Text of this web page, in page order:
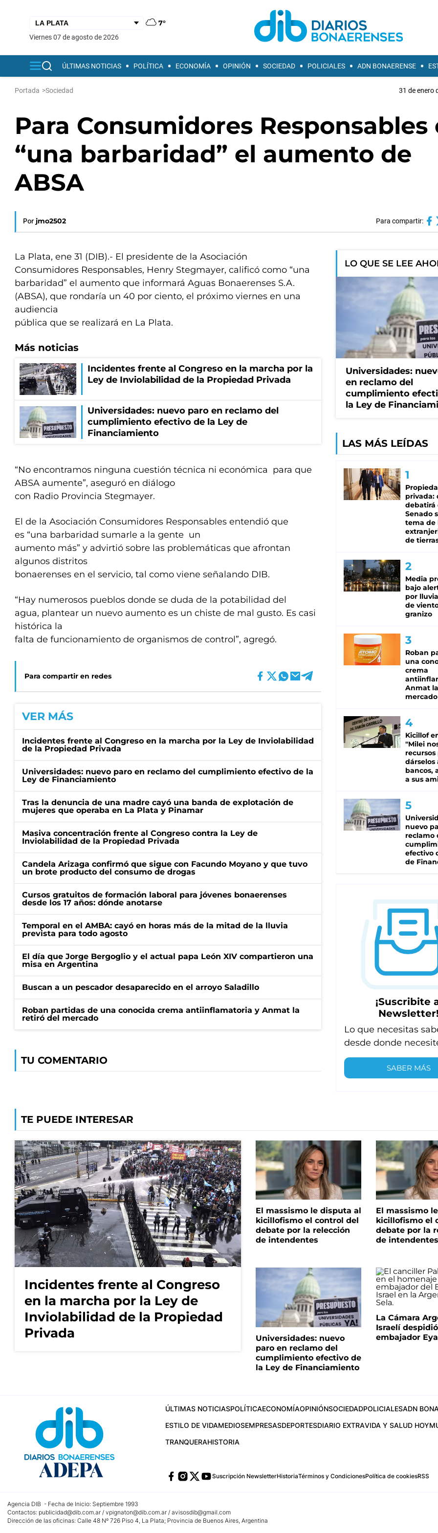
7°
viernes 07 de agosto de 2026
ÚLTIMAS NOTICIAS POLÍTICA ECONOMÍA OPINIÓN SOCIEDAD POLICIALES ADN BONAERENSE
Portada >Sociedad 31 de enero
Para Consumidores Responsables
“una barbaridad” el aumento de
ABSA
Por jmo2502 Para compartir:
La Plata, ene 31 (DIB).- El presidente de la Asociación
Consumidores Responsables, Henry Stegmayer, calificó como “una
barbaridad” el aumento que informará Aguas Bonaerenses S.A.
(ABSA), que rondaría un 40 por ciento, el próximo viernes en una
audiencia
pública que se realizará en La Plata.
Más noticias
Incidentes frente al Congreso en la marcha por la
Ley de Inviolabilidad de la Propiedad Privada
Universidades: nuevo paro en reclamo del
cumplimiento efectivo de la Ley de
Financiamiento
“No encontramos ninguna cuestión técnica ni económica para que
ABSA aumente”, aseguró en diálogo
con Radio Provincia Stegmayer.
El de la Asociación Consumidores Responsables entendió que
es “una barbaridad sumarle a la gente un
aumento más” y advirtió sobre las problemáticas que afrontan
algunos distritos
bonaerenses en el servicio, tal como viene señalando DIB.
“Hay numerosos pueblos donde se duda de la potabilidad del
agua, plantear un nuevo aumento es un chiste de mal gusto. Es casi
histórica la
falta de funcionamiento de organismos de control”, agregó.
Para compartir en redes
VER MÁS
Incidentes frente al Congreso en la marcha por la Ley de Inviolabilidad
de la Propiedad Privada
Universidades: nuevo paro en reclamo del cumplimiento efectivo de la
Ley de Financiamiento
Tras la denuncia de una madre cayó una banda de explotación de
mujeres que operaba en La Plata y Pinamar
Masiva concentración frente al Congreso contra la Ley de
Inviolabilidad de la Propiedad Privada
Candela Arizaga confirmó que sigue con Facundo Moyano y que tuvo
un brote producto del consumo de drogas
Cursos gratuitos de formación laboral para jóvenes bonaerenses
desde los 17 años: dónde anotarse
Temporal en el AMBA: cayó en horas más de la mitad de la lluvia
prevista para todo agosto
El día que Jorge Bergoglio y el actual papa León XIV compartieron una
misa en Argentina
Buscan a un pescador desaparecido en el arroyo Saladillo
Roban partidas de una conocida crema antiinflamatoria y Anmat la
retiró del mercado
TU COMENTARIO
LO QUE SE LEE
Universidades:
en reclamo del
cumplimiento
la Ley de
LAS MÁS LEÍDAS
privada:
debatirá
Senado
tema de
de
Media
bajo
por
de
granizo
Roban
una
crema
Anmat
mercado
Kicillof
"Milei
recursos
dárselos
bancos,
a sus
nuevo
reclamo
efectivo
de
¡Suscribite
Newsletter!
Lo que necesitas
desde donde
SABER MÁS
TE PUEDE INTERESAR
Incidentes frente al Congreso
en la marcha por la Ley de
Inviolabilidad de la Propiedad
Privada
El massismo le disputa al
kicillofismo el control del
debate por la relección
de intendentes
El massismo
kicillofismo el
debate por la
de intendentes
Universidades: nuevo
paro en reclamo del
cumplimiento efectivo de
la Ley de Financiamiento
La Cámara
Israelí
embajador
ÚLTIMAS NOTICIASPOLÍTICAECONOMÍAOPINIÓNSOCIEDADPOLICIALESADN
ESTILO DE VIDAMEDIOSEMPRESASDEPORTESDIARIO EXTRAVIDA Y SALUD HOY
TRANQUERAHISTORIA
Suscripción NewsletterHistoriaTérminos y CondicionesPolítica de cookiesRSS
Agencia DIB - Fecha de Inicio: Septiembre 1993
Contactos: publicidad@dib.com.ar / vpignaton@dib.com.ar / avisosdib@gmail.com
Dirección de las oficinas: Calle 48 Nº 726 Piso 4, La Plata; Provincia de Buenos Aires, Argentina